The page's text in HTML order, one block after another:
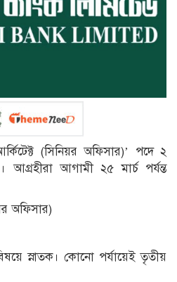
(সিনিয়র অফিসার)’ পদে ২
আগামী ২৫ মার্চ পর্যন্ত
অফিসার)
স্নাতক। কোনো পর্যায়েই তৃতীয়